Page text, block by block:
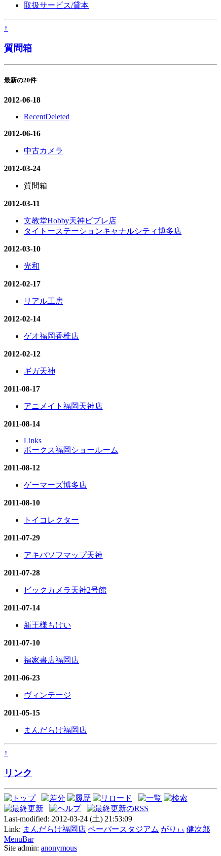
取扱サービス/貸本
↑
質問箱
最新の20件
2012-06-18
RecentDeleted
2012-06-16
中古カメラ
2012-03-24
質問箱
2012-03-11
文教堂Hobby天神ビブレ店
タイトーステーションキャナルシティ博多店
2012-03-10
光和
2012-02-17
リアル工房
2012-02-14
ゲオ福岡香椎店
2012-02-12
ギガ天神
2011-08-17
アニメイト福岡天神店
2011-08-14
Links
ボークス福岡ショールーム
2011-08-12
ゲーマーズ博多店
2011-08-10
トイコレクター
2011-07-29
アキバソフマップ天神
2011-07-28
ビックカメラ天神2号館
2011-07-14
新王様もけい
2011-07-10
福家書店福岡店
2011-06-23
ヴィンテージ
2011-05-15
まんだらけ福岡店
↑
リンク
Last-modified: 2012-03-24 (土) 21:53:09
Link: まんだらけ福岡店 ペーパースタジアム がりぃ 健次郎
MenuBar
Site admin: anonymous